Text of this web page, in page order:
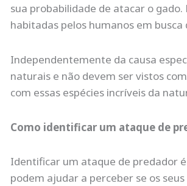
sua probabilidade de atacar o
habitadas pelos humanos em busca
Independentemente da causa
naturais e não devem ser vistos
com essas espécies incríveis da
Como identificar um ataque de
Identificar um ataque de predador
podem ajudar a perceber se os